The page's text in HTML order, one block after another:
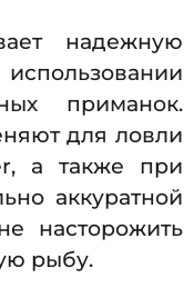
надежную
приманок.
для ловли
а также при
аккуратной
насторожить
рыбу.